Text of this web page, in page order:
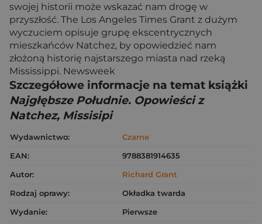
swojej historii może wskazać nam drogę w
przyszłość. The Los Angeles Times Grant z dużym
wyczuciem opisuje grupę ekscentrycznych
mieszkańców Natchez, by opowiedzieć nam
złożoną historię najstarszego miasta nad rzeką
Mississippi. Newsweek
Szczegółowe informacje na temat książki
Najgłębsze Południe. Opowieści z
Natchez, Missisipi
Wydawnictwo:
Czarne
EAN:
9788381914635
Autor:
Richard Grant
Rodzaj oprawy:
Okładka twarda
Wydanie:
Pierwsze